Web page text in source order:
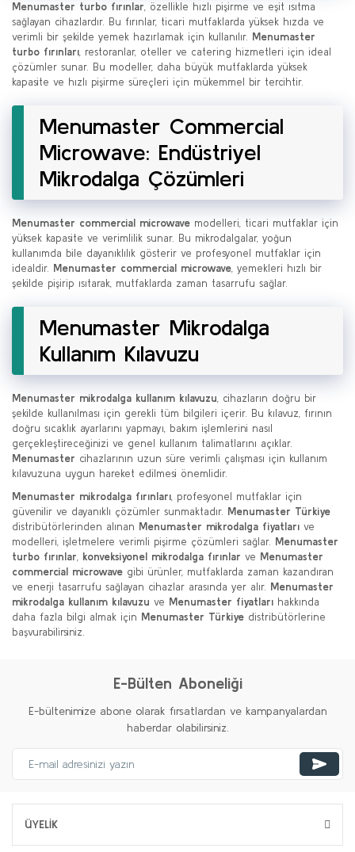
Menumaster turbo fırınlar, özellikle hızlı pişirme ve eşit ısıtma
sağlayan cihazlardır. Bu fırınlar, ticari mutfaklarda yüksek hızda ve
verimli bir şekilde yemek hazırlamak için kullanılır. Menumaster
turbo fırınları, restoranlar, oteller ve catering hizmetleri için ideal
çözümler sunar. Bu modeller, daha büyük mutfaklarda yüksek
kapasite ve hızlı pişirme süreçleri için mükemmel bir tercihtir.
Menumaster Commercial
Microwave: Endüstriyel
Mikrodalga Çözümleri
Menumaster commercial microwave modelleri, ticari mutfaklar için
yüksek kapasite ve verimlilik sunar. Bu mikrodalgalar, yoğun
kullanımda bile dayanıklılık gösterir ve profesyonel mutfaklar için
idealdir. Menumaster commercial microwave, yemekleri hızlı bir
şekilde pişirip ısıtarak, mutfaklarda zaman tasarrufu sağlar.
Menumaster Mikrodalga
Kullanım Kılavuzu
Menumaster mikrodalga kullanım kılavuzu, cihazların doğru bir
şekilde kullanılması için gerekli tüm bilgileri içerir. Bu kılavuz, fırının
doğru sıcaklık ayarlarını yapmayı, bakım işlemlerini nasıl
gerçekleştireceğinizi ve genel kullanım talimatlarını açıklar.
Menumaster cihazlarının uzun süre verimli çalışması için kullanım
kılavuzuna uygun hareket edilmesi önemlidir.
Menumaster mikrodalga fırınları, profesyonel mutfaklar için
güvenilir ve dayanıklı çözümler sunmaktadır. Menumaster Türkiye
distribütörlerinden alınan Menumaster mikrodalga fiyatları ve
modelleri, işletmelere verimli pişirme çözümleri sağlar. Menumaster
turbo fırınlar, konveksiyonel mikrodalga fırınlar ve Menumaster
commercial microwave gibi ürünler, mutfaklarda zaman kazandıran
ve enerji tasarrufu sağlayan cihazlar arasında yer alır. Menumaster
mikrodalga kullanım kılavuzu ve Menumaster fiyatları hakkında
daha fazla bilgi almak için Menumaster Türkiye distribütörlerine
başvurabilirsiniz.
E-Bülten Aboneliği
E-bültenimize abone olarak fırsatlardan ve kampanyalardan
haberdar olabilirsiniz.
ÜYELİK